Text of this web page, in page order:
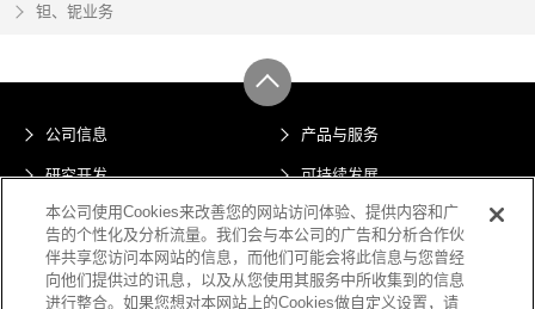
钽、铌业务
公司信息 产品与服务
研究开发 可持续发展
隐私声明 关于本网站
网站地图
本公司使用Cookies来改善您的网站访问体验、提供内容和广
告的个性化及分析流量。我们会与本公司的广告和分析合作伙
伴共享您访问本网站的信息，而他们可能会将此信息与您曾经
向他们提供过的讯息，以及从您使用其服务中所收集到的信息
进行整合。如果您想对本网站上的Cookies做自定义设置，请